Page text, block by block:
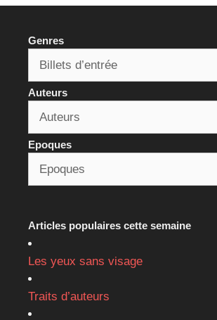
Genres
Auteurs
Epoques
Articles populaires cette semaine
Les yeux sans visage
Traits d’auteurs